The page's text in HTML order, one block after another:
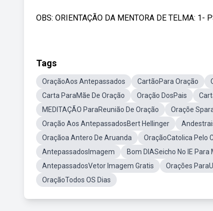
OBS: ORIENTAÇÃO DA MENTORA DE TELMA: 1-
Tags
OraçãoAos Antepassados CartãoPara Oração
Carta ParaMãe De Oração
Oração DosPais
MEDITAÇÃO ParaReunião De Oração
Oraçõe
Oração Aos AntepassadosBert Hellinger
Oraçãoa Antero De Aruanda
OraçãoCatolica Pelo
AntepassadosImagem
Bom DIASeicho No IE Para
AntepassadosVetor Imagem Gratis
Orações
OraçãoTodos OS Dias